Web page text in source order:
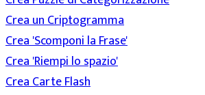
Crea un Criptogramma
Crea 'Scomponi la Frase'
Crea 'Riempi lo spazio'
Crea Carte Flash